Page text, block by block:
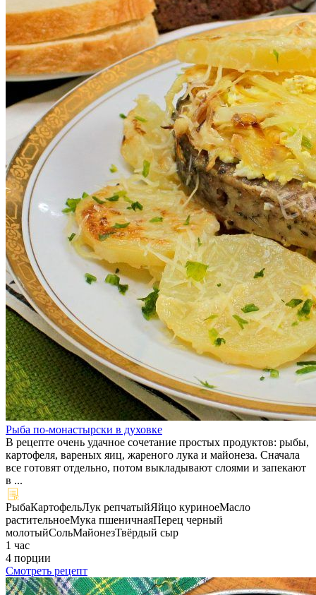
Рыба по-монастырски в духовке
В рецепте очень удачное сочетание простых продуктов: рыбы,
картофеля, вареных яиц, жареного лука и майонеза. Сначала
все готовят отдельно, потом выкладывают слоями и запекают
в ...
РыбаКартофельЛук репчатыйЯйцо куриноеМасло
растительноеМука пшеничнаяПерец черный
молотыйСольМайонезТвёрдый сыр
1 час
4 порции
Смотреть рецепт